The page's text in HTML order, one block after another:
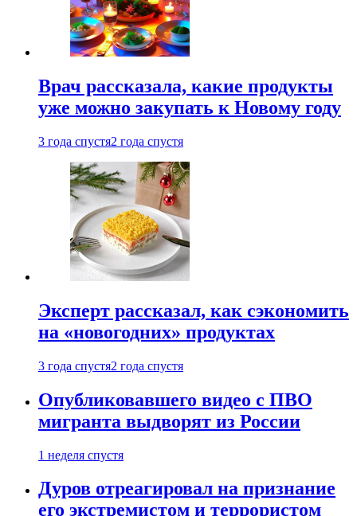
Врач рассказала, какие продукты
уже можно закупать к Новому году
3 года спустя2 года спустя
Эксперт рассказал, как сэкономить
на «новогодних» продуктах
3 года спустя2 года спустя
Опубликовавшего видео с ПВО
мигранта выдворят из России
1 неделя спустя
Дуров отреагировал на признание
его экстремистом и террористом